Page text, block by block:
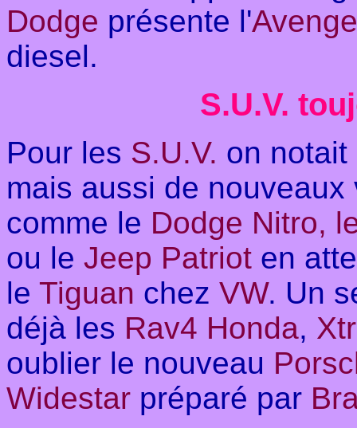
Dodge présente l'
diesel.
S.U.V.
Pour les S.U.V. on
mais aussi de
comme le Dodge Nitro,
ou le Jeep Patriot en
le Tiguan chez VW. Un
déjà les Rav4 Honda,
oublier le nouveau
Widestar préparé par